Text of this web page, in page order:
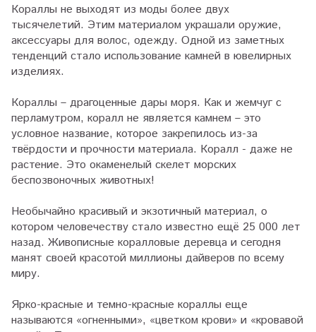
Кораллы не выходят из моды более двух
тысячелетий. Этим материалом украшали оружие,
аксессуары для волос, одежду. Одной из заметных
тенденций стало использование камней в ювелирных
изделиях.
Кораллы – драгоценные дары моря. Как и жемчуг с
перламутром, коралл не является камнем – это
условное название, которое закрепилось из-за
твёрдости и прочности материала. Коралл - даже не
растение. Это окаменелый скелет морских
беспозвоночных животных!
Необычайно красивый и экзотичный материал, о
котором человечеству стало известно ещё 25 000 лет
назад. Живописные коралловые деревца и сегодня
манят своей красотой миллионы дайверов по всему
миру.
Ярко-красные и темно-красные кораллы еще
называются «огненными», «цветком крови» и «кровавой